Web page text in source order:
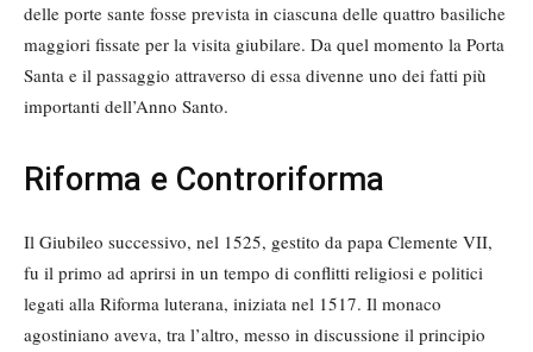
delle porte sante fosse prevista in ciascuna delle quattro basiliche
maggiori fissate per la visita giubilare. Da quel momento la Porta
Santa e il passaggio attraverso di essa divenne uno dei fatti più
importanti dell’Anno Santo.
Riforma e Controriforma
Il Giubileo successivo, nel 1525, gestito da papa Clemente VII,
fu il primo ad aprirsi in un tempo di conflitti religiosi e politici
legati alla Riforma luterana, iniziata nel 1517. Il monaco
agostiniano aveva, tra l’altro, messo in discussione il principio